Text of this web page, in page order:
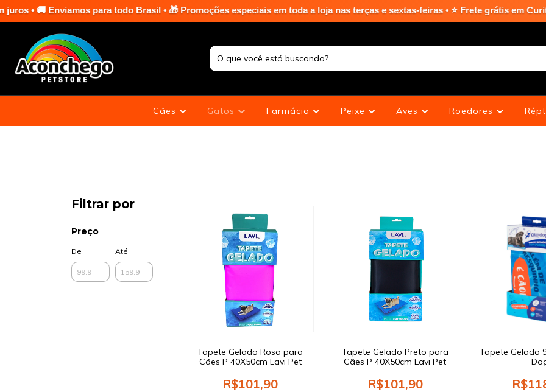
para todo Brasil • 🎁 Promoções especiais em toda a loja nas terças e sextas-feiras • ⭐ Frete grátis em Curitiba
Cães Gatos Farmácia Peixe Aves Roedores
Filtrar por
Preço
De Até
Tapete Gelado Rosa para
Cães P 40X50cm Lavi Pet
R$101,90
Tapete Gelado Preto para
Cães P 40X50cm Lavi Pet
R$101,90
Tapete Gelado